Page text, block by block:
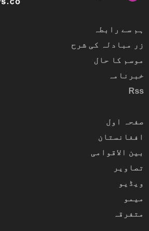
ہم سے رابطہ
زر مبادلہ کی شرح
موسم کا حال
خبرنامہ
Rss
صفحہ اول
افغانستان
بین الاقوامی
تصاویر
ویڈیو
میمو
متفرقہ